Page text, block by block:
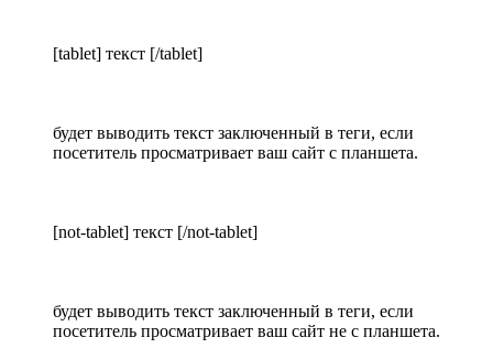
[tablet] текст [/tablet]
будет выводить текст заключенный в теги, если
посетитель просматривает ваш сайт с планшета.
[not-tablet] текст [/not-tablet]
будет выводить текст заключенный в теги, если
посетитель просматривает ваш сайт не с планшета.